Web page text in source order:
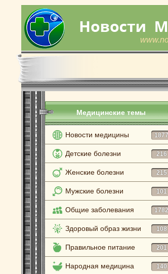
Медицинские темы
Новости медицины 1877
Детские болезни 216
Женские болезни 215
Мужские болезни 101
Общие заболевания 1782
Здоровый образ жизни 108
Правильное питание 201
Народная медицина 140